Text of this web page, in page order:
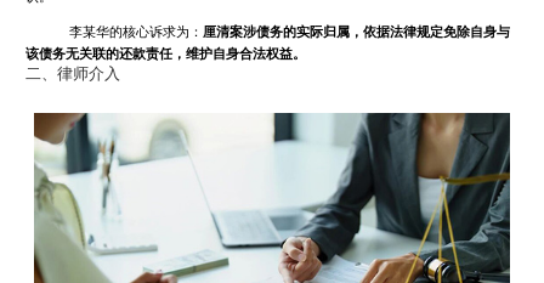
李某华的核心诉求为： 厘清案涉债务的实际归属，依据法律规定免除自身与
该债务无关联的还款责任，维护自身合法权益。
二、律师介入